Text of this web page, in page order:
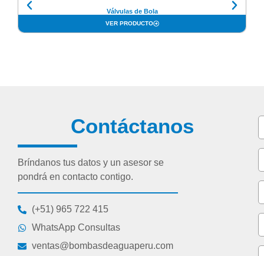
Válvulas de Bola
VER PRODUCTO
Contáctanos
Bríndanos tus datos y un asesor se
pondrá en contacto contigo.
(+51) 965 722 415
WhatsApp Consultas
ventas@bombasdeaguaperu.com